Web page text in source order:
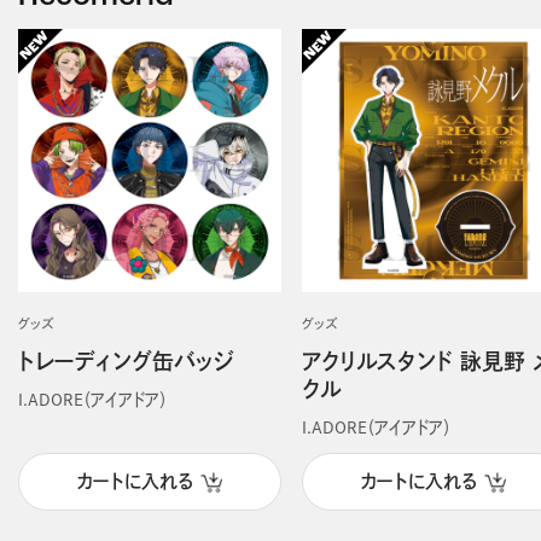
グッズ
トレーディング缶バッジ
I.ADORE（アイアドア）
カートに入れる
グッズ
アクリルスタンド 詠見野
クル
I.ADORE（アイアドア）
カートに入れる